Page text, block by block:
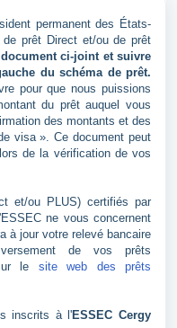
permanent des États-
prêt Direct et/ou de prêt
ci-joint et suivre
du schéma de prêt.
pour que nous puissions
du prêt auquel vous
des montants et des
visa ». Ce document peut
de la vérification de vos
et/ou PLUS) certifiés par
ne vous concernent
à jour votre relevé bancaire
de vos prêts
le site web des prêts
inscrits à l'ESSEC Cergy